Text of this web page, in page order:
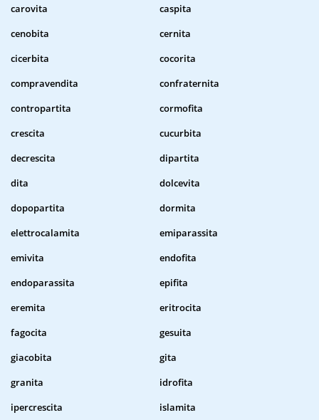
carovita
caspita
cenobita
cernita
cicerbita
cocorita
compravendita
confraternita
contropartita
cormofita
crescita
cucurbita
decrescita
dipartita
dita
dolcevita
dopopartita
dormita
elettrocalamita
emiparassita
emivita
endofita
endoparassita
epifita
eremita
eritrocita
fagocita
gesuita
giacobita
gita
granita
idrofita
ipercrescita
islamita